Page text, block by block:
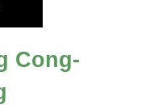
Cong-